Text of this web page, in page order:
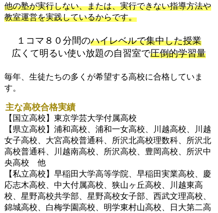
他の塾が実行しない、または、実行できない指導方法や
教室運営を実践しているからです。
１コマ８０分間のハイレベルで集中した授業
広くて明るい使い放題の自習室で圧倒的学習量
毎年、生徒たちの多くが希望する高校に合格していま
す。
主な高校合格実績
【国立高校】東京学芸大学付属高校
【県立高校】浦和高校、浦和一女高校、川越高校、川越
女子高校、大宮高校普通科、所沢北高校理数科、所沢北
高校普通科、川越南高校、所沢高校、豊岡高校、所沢中
央高校 他
【私立高校】早稲田大学高等学院、早稲田実業高校、慶
応志木高校、中大付属高校、狭山ヶ丘高校、川越東高
校、星野高校共学部、星野高校女子部、西武文理高校、
錦城高校、白梅学園高校、明学東村山高校、日大第二高